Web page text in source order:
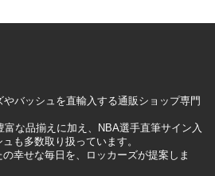
バッシュを直輸入する通販ショップ専門
富な品揃えに加え、NBA選手直筆サイン入
も多数取り扱っています。
幸せな毎日を、ロッカーズが提案しま